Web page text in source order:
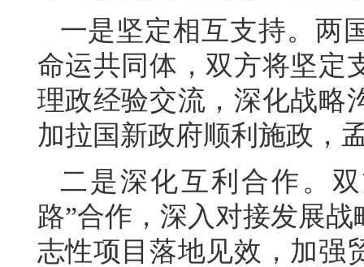
一是坚定相互支持。两
命运共同体，双方将坚定
理政经验交流，深化战略
加拉国新政府顺利施政，
二是深化互利合作。
路”合作，深入对接发展
志性项目落地见效，加强